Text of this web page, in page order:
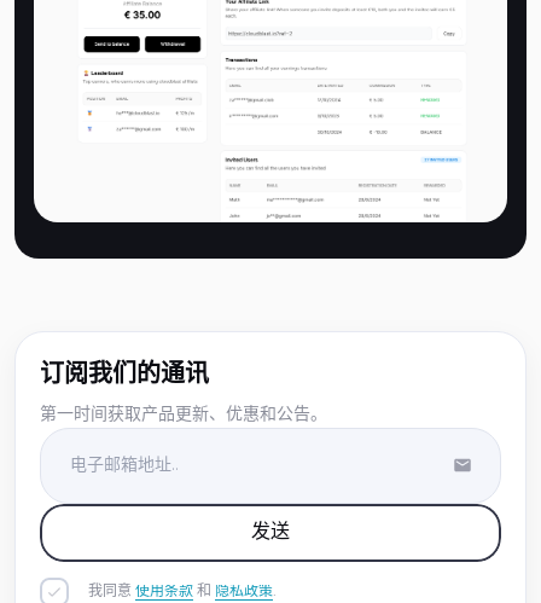
订阅我们的通讯
第一时间获取产品更新、优惠和公告。
发送
我同意 使用条款 和 隐私政策.